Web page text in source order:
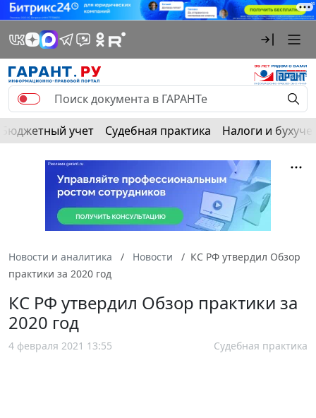
Бюджетный учет Судебная практика Налоги и
Новости и аналитика Новости
КС РФ утвердил Обзор
практики за 2020 год
КС РФ утвердил Обзор практики за
2020 год
4 февраля 2021 13:55 Судебная практика